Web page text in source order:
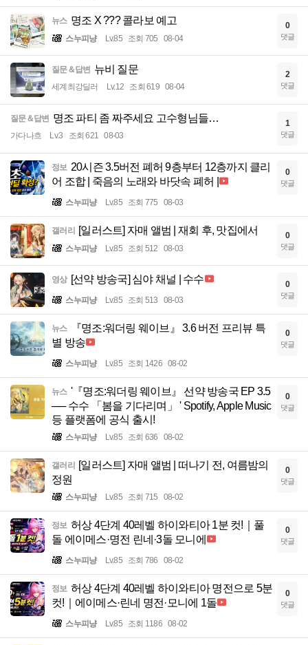
뉴스 명조 X ??? 콜라보 예고
스누피냥 Lv.85 조회 705 08-04
0
댓글
질문＆답변 뉴비 질문
세계최강딜러 Lv.12 조회 619 08-04
2
댓글
질문＆답변 명조 파티 좀 짜주세요 고수형님들…
가다나흐 Lv.3 조회 621 08-03
1
댓글
정보 20시즌 3.5버전 폐허 9층부터 12층까지 클리
어 조합 | 죽음의 노래와 바닷속 폐허 |
스누피냥 Lv.85 조회 775 08-03
0
댓글
갤러리 [일러스트] 자매 앨범 | 재회 후, 맛집에서
스누피냥 Lv.85 조회 512 08-03
0
댓글
영상 [선약 방송국] 심야 채널 | 수수
스누피냥 Lv.85 조회 513 08-03
0
댓글
뉴스
『명조:워더링 웨이브』 3.6 버전 프리뷰 특
별 방송
스누피냥 Lv.85 조회 1426 08-02
0
댓글
뉴스 '『명조:워더링 웨이브』 선약 방송국 EP 3.5
── 수수 「봄을 기다리며」 ' Spotify, Apple Music
등 플랫폼에 공식 출시!
스누피냥 Lv.85 조회 636 08-02
0
댓글
갤러리
[일러스트] 자매 앨범 | 떠나기 전, 여름밤의
정원
스누피냥 Lv.85 조회 715 08-02
0
댓글
정보 허상 4단계 40레벨 하이와티아 1분 컷!｜풀
돌 에이메스·명전 린네·3돌 모니에
스누피냥 Lv.85 조회 786 08-02
0
댓글
정보 허상 4단계 40레벨 하이와티아 명전으로 5분
컷!｜에이메스·린네 명전·모니에 1돌
스누피냥 Lv.85 조회 1186 08-02
0
댓글